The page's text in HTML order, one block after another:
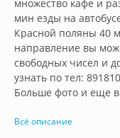
множество кафе и
мин езды на
Красной поляны 40
направление вы
свободных чисел и
узнать по тел:
Больше фото и
Всё описание